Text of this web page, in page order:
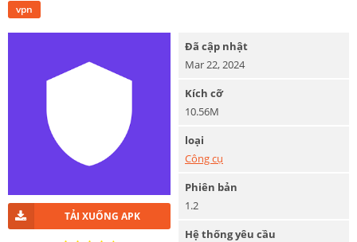
vpn
TẢI XUỐNG APK
Đã cập nhật
Mar 22, 2024
Kích cỡ
10.56M
loại
Công cụ
Phiên bản
1.2
Hệ thống yêu cầu